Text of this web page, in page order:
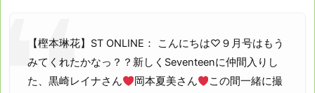
【樫本琳花】ST ONLINE： こんにちは♡９月号はもう
みてくれたかなっ？？新しくSeventeenに仲間入りし
た、黒崎レイナさん
岡本夏美さん
この間一緒に撮